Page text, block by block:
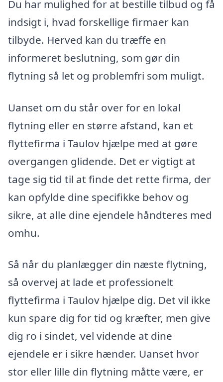
Du har mulighed for at bestille tilbud og få
indsigt i, hvad forskellige firmaer kan
tilbyde. Herved kan du træffe en
informeret beslutning, som gør din
flytning så let og problemfri som muligt.
Uanset om du står over for en lokal
flytning eller en større afstand, kan et
flyttefirma i Taulov hjælpe med at gøre
overgangen glidende. Det er vigtigt at
tage sig tid til at finde det rette firma, der
kan opfylde dine specifikke behov og
sikre, at alle dine ejendele håndteres med
omhu.
Så når du planlægger din næste flytning,
så overvej at lade et professionelt
flyttefirma i Taulov hjælpe dig. Det vil ikke
kun spare dig for tid og kræfter, men give
dig ro i sindet, vel vidende at dine
ejendele er i sikre hænder. Uanset hvor
stor eller lille din flytning måtte være, er